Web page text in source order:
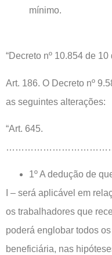
mínimo.
“Decreto nº 10.854 de
Art. 186. O Decreto nº
as seguintes alterações:
“Art. 645.
1º A dedução de
I – será aplicável em
os trabalhadores que
poderá englobar todos
beneficiária, nas